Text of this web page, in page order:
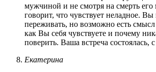
мужчиной и не смотря на смерть
говорит, что чувствует неладное. Вы
переживать, но возможно есть смысл
как Вы себя чувствуете и почему
поверить. Ваша встреча состоялась,
Екатерина